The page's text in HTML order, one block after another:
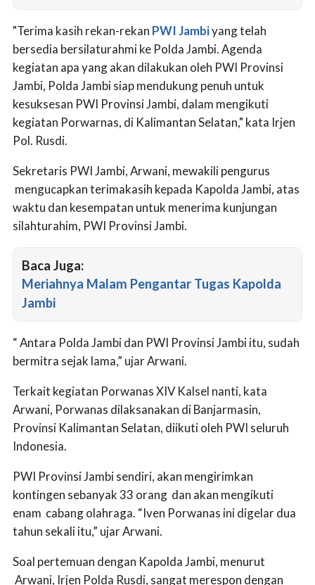
"Terima kasih rekan-rekan PWI Jambiyang telah
bersedia bersilaturahmi ke Polda Jambi. Agenda
kegiatan apa yang akan dilakukan oleh PWI Provinsi
Jambi, Polda Jambi siap mendukung penuh untuk
kesuksesan PWI Provinsi Jambi, dalam mengikuti
kegiatan Porwarnas, di Kalimantan Selatan," kata Irjen
Pol. Rusdi.
Sekretaris PWI Jambi, Arwani, mewakili pengurus
mengucapkan terimakasih kepada Kapolda Jambi, atas
waktu dan kesempatan untuk menerima kunjungan
silahturahim, PWI Provinsi Jambi.
Baca Juga:
Meriahnya Malam Pengantar Tugas Kapolda
Jambi
“ Antara Polda Jambi dan PWI Provinsi Jambi itu, sudah
bermitra sejak lama,” ujar Arwani.
Terkait kegiatan Porwanas XIV Kalsel nanti, kata
Arwani, Porwanas dilaksanakan di Banjarmasin,
Provinsi Kalimantan Selatan, diikuti oleh PWI seluruh
Indonesia.
PWI Provinsi Jambi sendiri, akan mengirimkan
kontingen sebanyak 33 orang dan akan mengikuti
enam cabang olahraga. “Iven Porwanas ini digelar dua
tahun sekali itu,” ujar Arwani.
Soal pertemuan dengan Kapolda Jambi, menurut
Arwani, Irjen Polda Rusdi, sangat merespon dengan